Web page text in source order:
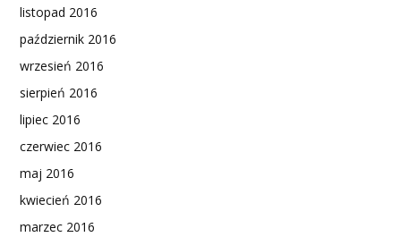
listopad 2016
październik 2016
wrzesień 2016
sierpień 2016
lipiec 2016
czerwiec 2016
maj 2016
kwiecień 2016
marzec 2016